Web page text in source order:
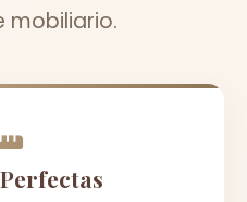
mobiliario.